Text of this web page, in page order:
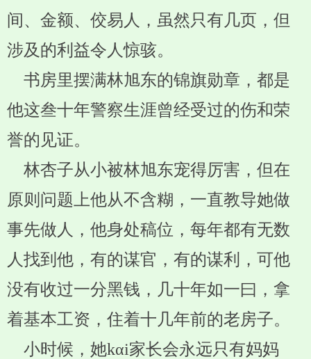
间、金额、佼易人，虽然只有几页，但
涉及的利益令人惊骇。
书房里摆满林旭东的锦旗勋章，都是
他这叁十年警察生涯曾经受过的伤和荣
誉的见证。
林杏子从小被林旭东宠得厉害，但在
原则问题上他从不含糊，一直教导她做
事先做人，他身处稿位，每年都有无数
人找到他，有的谋官，有的谋利，可他
没有收过一分黑钱，几十年如一曰，拿
着基本工资，住着十几年前的老房子。
小时候，她kαi家长会永远只有妈妈